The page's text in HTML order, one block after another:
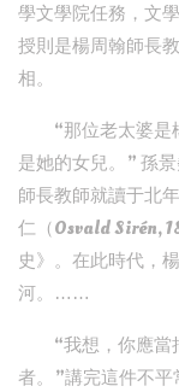
學文學院任務，文
授則是楊周翰師長
相。
“那位老太婆
是她的女兒。” 孫
師長教師就讀于北
仁（Osvald Sirén,
史》。在此時代，
河。……
“我想，你應
者。”講完這件不